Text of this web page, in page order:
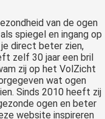
van de ogen
spiegel en ingang op
je direct beter zien,
zelf 30 jaar een bril
zij op het VolZicht
wat ogen
Sinds 2010 heeft zij
ogen en beter
website inspireren